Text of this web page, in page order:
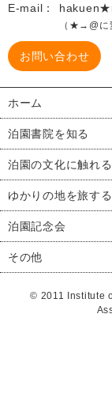
E-mail：
（★→@に
お問い合わせ
ホーム
泊園書院を知る
泊園の文化に触れる
ゆかりの地を旅する
泊園記念会
その他
© 2011 Institute